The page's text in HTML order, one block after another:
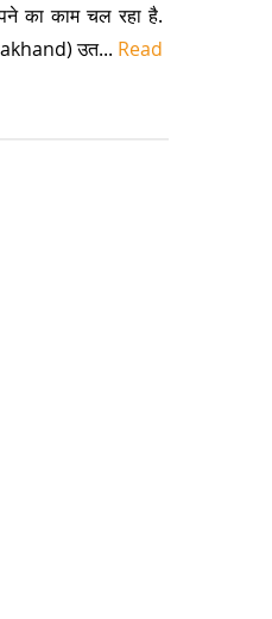
का काम चल रहा है.
उत... Read